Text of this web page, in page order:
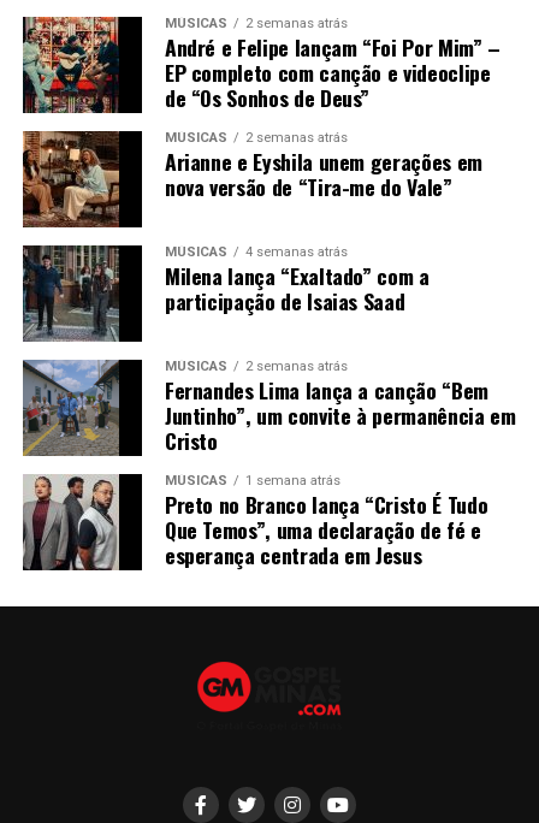
MÚSICAS 2 semanas atrás
André e Felipe lançam “Foi Por Mim” –
EP completo com canção e videoclipe
de “Os Sonhos de Deus”
MÚSICAS 2 semanas atrás
Arianne e Eyshila unem gerações em
nova versão de “Tira-me do Vale”
MÚSICAS 4 semanas atrás
Milena lança “Exaltado” com a
participação de Isaias Saad
MÚSICAS 2 semanas atrás
Fernandes Lima lança a canção “Bem
Juntinho”, um convite à permanência em
Cristo
MÚSICAS 1 semana atrás
Preto no Branco lança “Cristo É Tudo
Que Temos”, uma declaração de fé e
esperança centrada em Jesus